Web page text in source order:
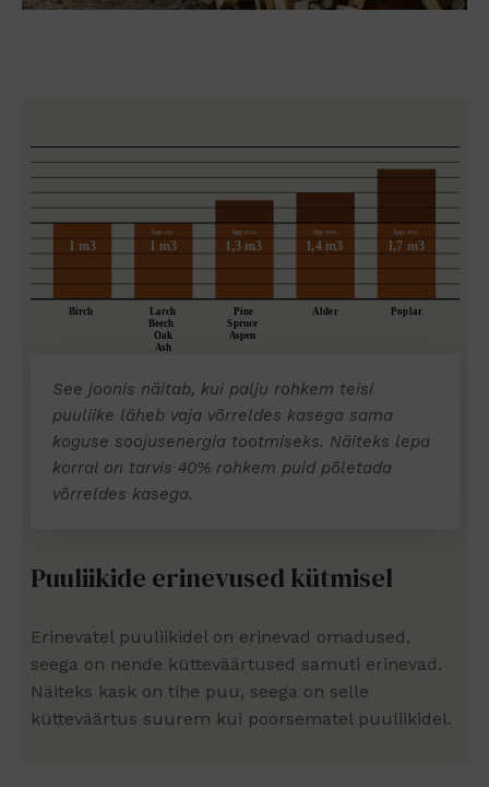
See joonis näitab, kui palju rohkem teisi
puuliike läheb vaja võrreldes kasega sama
koguse soojusenergia tootmiseks. Näiteks lepa
korral on tarvis 40% rohkem puid põletada
võrreldes kasega.
Puuliikide erinevused kütmisel
Erinevatel puuliikidel on erinevad omadused,
seega on nende kütteväärtused samuti erinevad.
Näiteks kask on tihe puu, seega on selle
kütteväärtus suurem kui poorsematel puuliikidel.